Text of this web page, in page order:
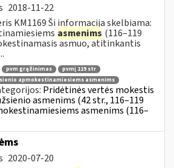
2018-11-22
KM1169 Ši informacija skelbiama:
asmenims (116–119
asmuo, atitinkantis
pvm grąžinimas
pvmį 119 str
apmokestinamiesiems asmenims
Pridėtinės vertės mokestis
asmenims (42 str., 116–119
asmenims (116–
2020-07-20